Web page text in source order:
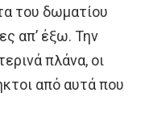
του δωματίου
απ’ έξω. Την
πλάνα, οι
από αυτά που